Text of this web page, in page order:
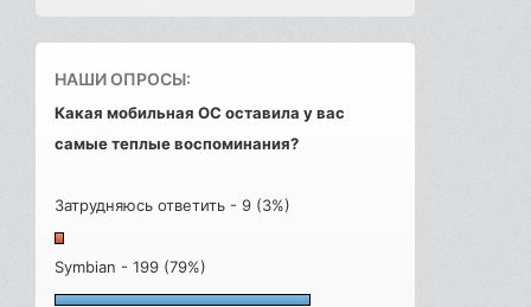
НАШИ ОПРОСЫ:
Какая мобильная ОС оставила у вас
самые теплые воспоминания?
Затрудняюсь ответить - 9 (3%)
Symbian - 199 (79%)